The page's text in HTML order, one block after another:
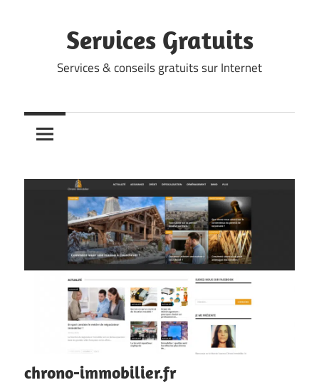
Services Gratuits
Services & conseils gratuits sur Internet
chrono-immobilier.fr